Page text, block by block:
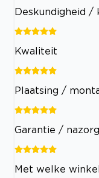
Deskundigheid /
Kwaliteit
Plaatsing /
Garantie / nazorg
Met welke